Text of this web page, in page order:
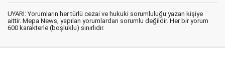
UYARI: Yorumların her türlü cezai ve hukuki sorumluluğu yazan kişiye
aittir. Mepa News, yapılan yorumlardan sorumlu değildir. Her bir yorum
600 karakterle (boşluklu) sınırlıdır.